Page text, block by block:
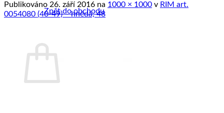
Zpět do obchodu
Publikováno 26. září 2016 na 1000 × 1000 v RIM art.
0054080 (40-49) – hnědá, 48